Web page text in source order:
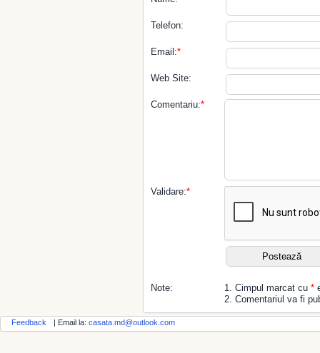
Telefon:
Email:*
Web Site:
Comentariu:*
Validare:*
Note: 1. Cimpul marcat cu *
2. Comentariul va fi
Feedback | Email la: casata.md@outlook.com